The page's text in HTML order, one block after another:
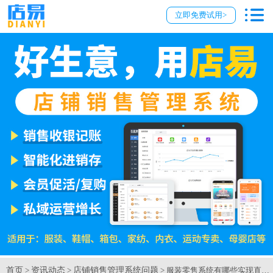
立即免费试用>
首页 > 资讯动态 > 店铺销售管理系统问题 > 服装零售系统有哪些实现直